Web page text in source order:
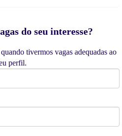
do seu interesse?
tivermos vagas adequadas ao
perfil.